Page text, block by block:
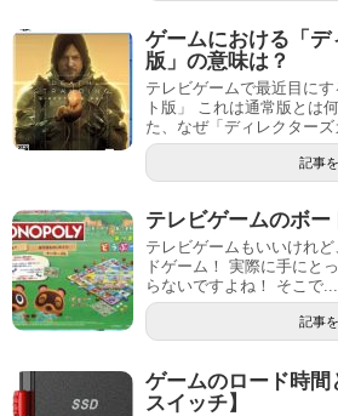
ゲームにおける「デ
版」の意味は？
テレビゲームで最近目に
ト版」 これは通常版とは
た、なぜ「ディレクター
記事
テレビゲームのボ
テレビゲームもいいけれ
ドゲーム！ 実際に手にと
らないですよね！ そこで...
記事
ゲームのロード時間
スイッチ】